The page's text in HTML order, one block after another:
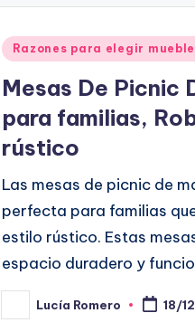
Posted
Razones para elegir
Mesas De Picnic
para familias,
rústico
Las mesas de picnic de
perfecta para familias
estilo rústico. Estas
espacio duradero y
Posted
by
Lucía Romero 18/